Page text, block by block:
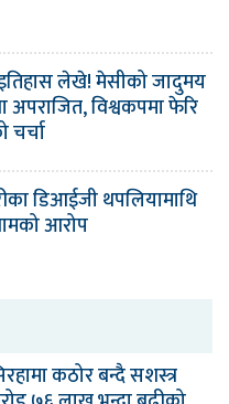
इतिहास लेखे! मेसीको जादुमय
अपराजित, विश्वकपमा फेरि
चर्चा
डिआईजी थपलियामाथि
आरोप
कठोर बन्दै सशस्त्र